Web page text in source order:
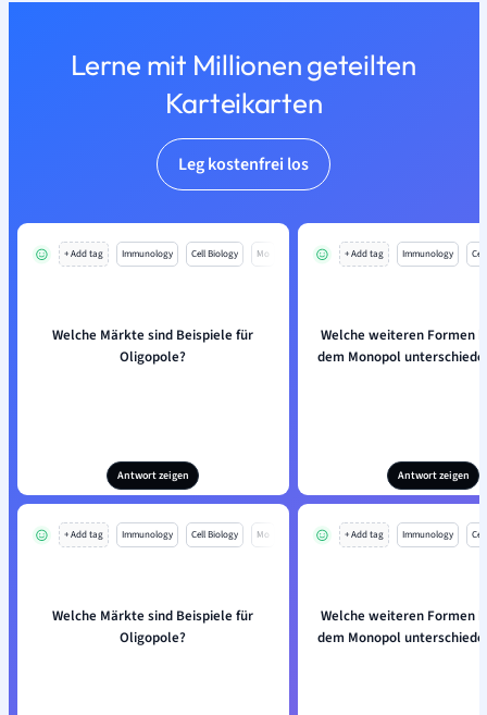
Lerne mit Millionen geteilten
Karteikarten
Leg kostenfrei los
+ Add tag Immunology Cell Biology Mo
Welche Märkte sind Beispiele für
Oligopole?
Antwort zeigen
+ Add tag Immunology
Welche weiteren Formen
dem Monopol
Antwort zeigen
+ Add tag Immunology Cell Biology Mo
Welche Märkte sind Beispiele für
Oligopole?
+ Add tag Immunology
Welche weiteren Formen
dem Monopol